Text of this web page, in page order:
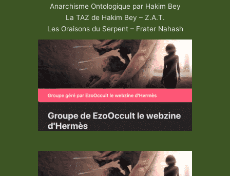
Anarchisme Ontologique par Hakim Bey
La TAZ de Hakim Bey – Z.A.T.
Les Oraisons du Serpent – Frater Nahash